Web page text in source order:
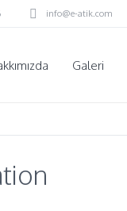
info@e-atik.com
Galeri